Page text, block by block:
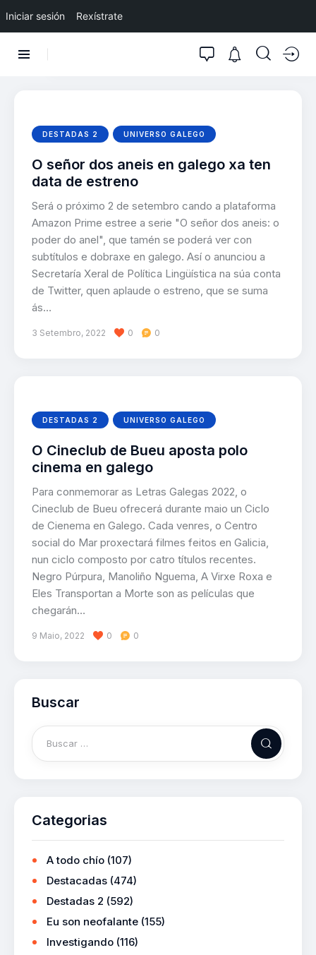
Iniciar sesión Rexístrate
DESTADAS 2 UNIVERSO GALEGO
O señor dos aneis en galego xa ten
data de estreno
Será o próximo 2 de setembro cando a plataforma
Amazon Prime estree a serie "O señor dos aneis: o
poder do anel", que tamén se poderá ver con
subtítulos e dobraxe en galego. Así o anunciou a
Secretaría Xeral de Política Lingüística na súa conta
de Twitter, quen aplaude o estreno, que se suma
ás…
3 Setembro, 2022 0 0
DESTADAS 2 UNIVERSO GALEGO
O Cineclub de Bueu aposta polo
cinema en galego
Para conmemorar as Letras Galegas 2022, o
Cineclub de Bueu ofrecerá durante maio un Ciclo
de Cienema en Galego. Cada venres, o Centro
social do Mar proxectará filmes feitos en Galicia,
nun ciclo composto por catro títulos recentes.
Negro Púrpura, Manoliño Nguema, A Virxe Roxa e
Eles Transportan a Morte son as películas que
chegarán…
9 Maio, 2022 0 0
Buscar
Categorias
A todo chío (107)
Destacadas (474)
Destadas 2 (592)
Eu son neofalante (155)
Investigando (116)